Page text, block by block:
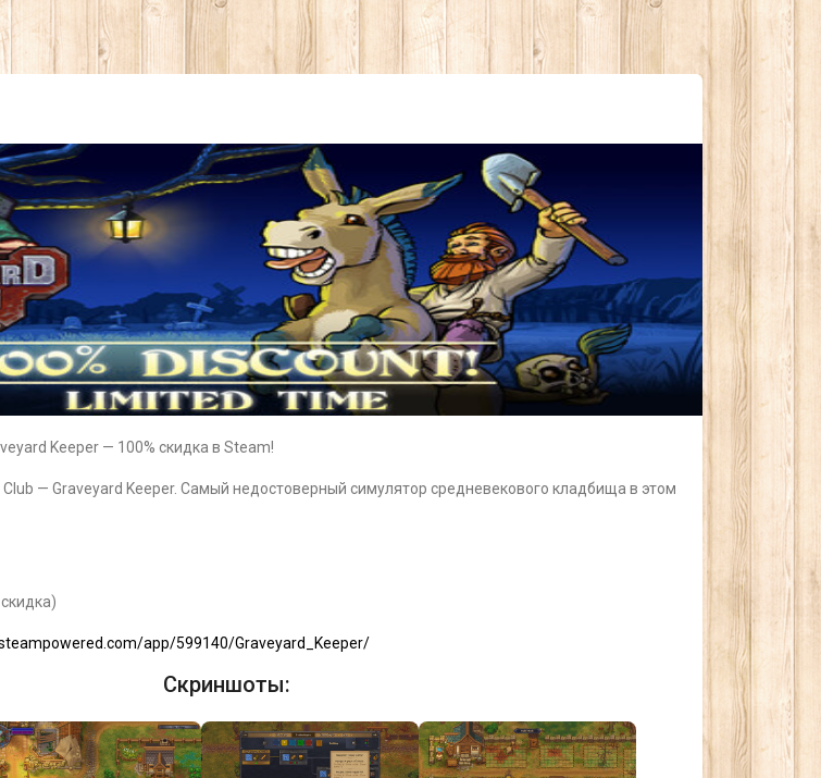
Keeper — 100% скидка в Steam!
Club — Graveyard Keeper. Самый недостоверный симулятор средневекового кладбища в этом
app/599140/Graveyard_Keeper/
Скриншоты: